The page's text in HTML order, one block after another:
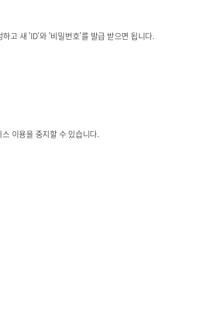
고 새 'ID'와 '비밀번호'를 발급 받으면 됩니다.
이용을 중지할 수 있습니다.